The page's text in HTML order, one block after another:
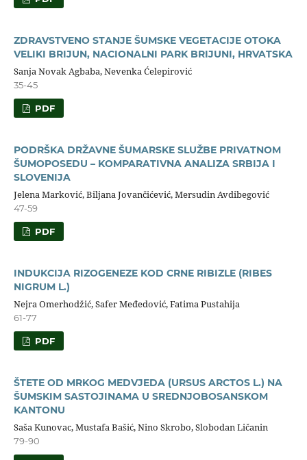
ZDRAVSTVENO STANJE ŠUMSKE VEGETACIJE OTOKA
VELIKI BRIJUN, NACIONALNI PARK BRIJUNI, HRVATSKA
Sanja Novak Agbaba, Nevenka Ćelepirović
35-45
PDF
PODRŠKA DRŽAVNE ŠUMARSKE SLUŽBE PRIVATNOM
ŠUMOPOSEDU – KOMPARATIVNA ANALIZA SRBIJA I
SLOVENIJA
Jelena Marković, Biljana Jovančićević, Mersudin Avdibegović
47-59
PDF
INDUKCIJA RIZOGENEZE KOD CRNE RIBIZLE (RIBES
NIGRUM L.)
Nejra Omerhodžić, Safer Međedović, Fatima Pustahija
61-77
PDF
ŠTETE OD MRKOG MEDVJEDA (URSUS ARCTOS L.) NA
ŠUMSKIM SASTOJINAMA U SREDNJOBOSANSKOM
KANTONU
Saša Kunovac, Mustafa Bašić, Nino Skrobo, Slobodan Ličanin
79-90